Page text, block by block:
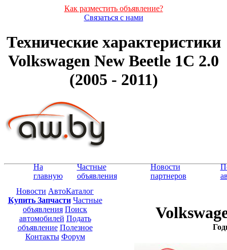
Как разместить объявление?
Связаться с нами
Технические характеристики
Volkswagen New Beetle 1С 2.0
(2005 - 2011)
На
главную
Частные
объявления
Новости
партнеров
Новости АвтоКаталог
Купить Запчасти Частные
объявления Поиск
автомобилей Подать
объявление Полезное
Контакты Форум